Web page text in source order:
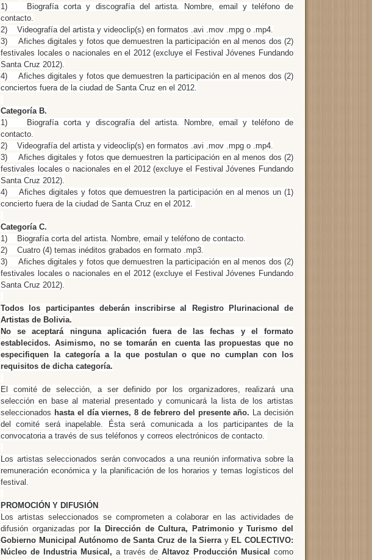
1) Biografía corta y discografía del artista. Nombre, email y teléfono de
contacto.
2) Videografía del artista y videoclip(s) en formatos .avi .mov .mpg o .mp4.
3) Afiches digitales y fotos que demuestren la participación en al menos dos (2)
festivales locales o nacionales en el 2012 (excluye el Festival Jóvenes Fundando
Santa Cruz 2012).
4) Afiches digitales y fotos que demuestren la participación en al menos dos (2)
conciertos fuera de la ciudad de Santa Cruz en el 2012.
Categoría B.
1) Biografía corta y discografía del artista. Nombre, email y teléfono de
contacto.
2) Videografía del artista y videoclip(s) en formatos .avi .mov .mpg o .mp4.
3) Afiches digitales y fotos que demuestren la participación en al menos dos (2)
festivales locales o nacionales en el 2012 (excluye el Festival Jóvenes Fundando
Santa Cruz 2012).
4) Afiches digitales y fotos que demuestren la participación en al menos un (1)
concierto fuera de la ciudad de Santa Cruz en el 2012.
Categoría C.
1) Biografía corta del artista. Nombre, email y teléfono de contacto.
2) Cuatro (4) temas inéditos grabados en formato .mp3.
3) Afiches digitales y fotos que demuestren la participación en al menos dos (2)
festivales locales o nacionales en el 2012 (excluye el Festival Jóvenes Fundando
Santa Cruz 2012).
Todos los participantes deberán inscribirse al Registro Plurinacional de
Artistas de Bolivia.
No se aceptará ninguna aplicación fuera de las fechas y el formato
establecidos. Asimismo, no se tomarán en cuenta las propuestas que no
especifiquen la categoría a la que postulan o que no cumplan con los
requisitos de dicha categoría.
El comité de selección, a ser definido por los organizadores,
realizará una
selección en base al material presentado y comunicará la lista de los artistas
seleccionados hasta el día viernes, 8 de febrero del presente año. La decisión
del comité será inapelable. Ésta será comunicada a los participantes de la
convocatoria a través de sus teléfonos y correos electrónicos de contacto.
Los artistas seleccionados serán convocados a una reunión informativa sobre la
remuneración económica y la planificación de los horarios y temas logísticos del
festival.
PROMOCIÓN Y DIFUSIÓN
Los artistas seleccionados se comprometen a colaborar en las actividades de
difusión organizadas por la Dirección de Cultura, Patrimonio y Turismo del
Gobierno Municipal Autónomo de Santa Cruz de la Sierra yEL COLECTIVO:
Núcleo de Industria Musical, a través de Altavoz Producción Musical como